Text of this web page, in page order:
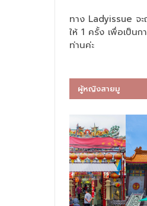
ทาง Ladyissue จ
ให้ 1 ครั้ง เพื่อเป็น
ท่านค่ะ
ผู้หญิงสายมู